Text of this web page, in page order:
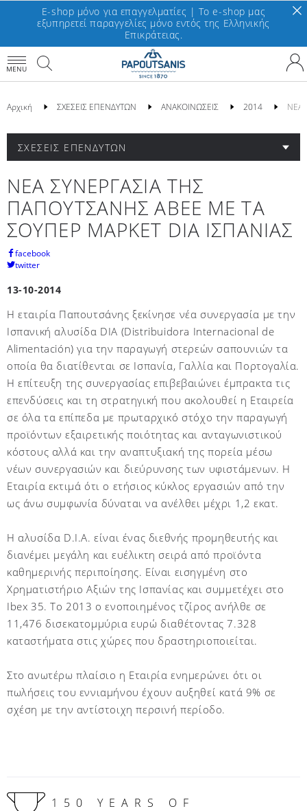
E-shop μόνο για επαγγελματίες | To e-shop μας
εξυπηρετεί παραγγελίες μόνο εντός της Ελληνικής
Επικράτειας.
MENU
Αρχική ΣΧΕΣΕΙΣ ΕΠΕΝΔΥΤΩΝ ΑΝΑΚΟΙΝΩΣΕΙΣ 2014 ΝΕΑ
ΣΧΕΣΕΙΣ ΕΠΕΝΔΥΤΩΝ
ΝΕΑ ΣΥΝΕΡΓΑΣΙΑ ΤΗΣ
ΠΑΠΟΥΤΣΑΝΗΣ ΑΒΕΕ ΜΕ ΤΑ
ΣΟΥΠΕΡ ΜΑΡΚΕΤ DIA ΙΣΠΑΝΙΑΣ
facebook
twitter
13-10-2014
Η εταιρία Παπουτσάνης ξεκίνησε νέα συνεργασία με την
Ισπανική αλυσίδα DIA (Distribuidora Internacional de
Alimentación) για την παραγωγή στερεών σαπουνιών τα
οποία θα διατίθενται σε Ισπανία, Γαλλία και Πορτογαλία.
Η επίτευξη της συνεργασίας επιβεβαιώνει έμπρακτα τις
επενδύσεις και τη στρατηγική που ακολουθεί η Εταιρεία
σε όλα τα επίπεδα με πρωταρχικό στόχο την παραγωγή
προϊόντων εξαιρετικής ποιότητας και ανταγωνιστικού
κόστους αλλά και την αναπτυξιακή της πορεία μέσω
νέων συνεργασιών και διεύρυνσης των υφιστάμενων. Η
Εταιρία εκτιμά ότι ο ετήσιος κύκλος εργασιών από την
ως άνω συμφωνία δύναται να ανέλθει μέχρι 1,2 εκατ.
Η αλυσίδα D.I.A. είναι ένας διεθνής προμηθευτής και
διανέμει μεγάλη και ευέλικτη σειρά από προϊόντα
καθημερινής περιποίησης. Είναι εισηγμένη στο
Χρηματιστήριο Αξιών της Ισπανίας και συμμετέχει στο
Ibex 35. Το 2013 ο ενοποιημένος τζίρος ανήλθε σε
11,476 δισεκατομμύρια ευρώ διαθέτοντας 7.328
καταστήματα στις χώρες που δραστηριοποιείται.
Στο ανωτέρω πλαίσιο η Εταιρία ενημερώνει ότι οι
πωλήσεις του εννιαμήνου έχουν αυξηθεί κατά 9% σε
σχέση με την αντίστοιχη περσινή περίοδο.
150 YEARS OF